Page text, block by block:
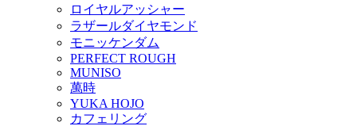
ロイヤルアッシャー
ラザールダイヤモンド
モニッケンダム
PERFECT ROUGH
MUNISO
萬時
YUKA HOJO
カフェリング